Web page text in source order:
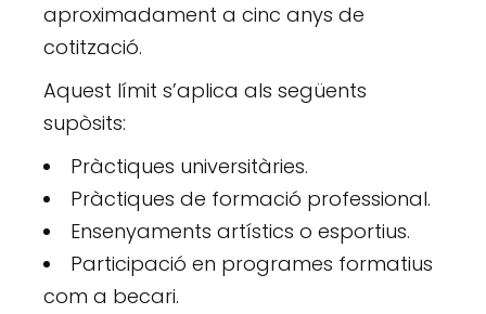
aproximadament a cinc anys de
cotització.
Aquest límit s’aplica als següents
supòsits:
Pràctiques universitàries.
Pràctiques de formació professional.
Ensenyaments artístics o esportius.
Participació en programes formatius
com a becari.